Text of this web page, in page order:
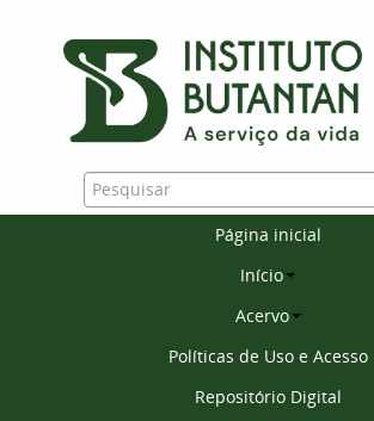
Página inicial
Início
Acervo
Políticas de Uso e Acesso
Repositório Digital